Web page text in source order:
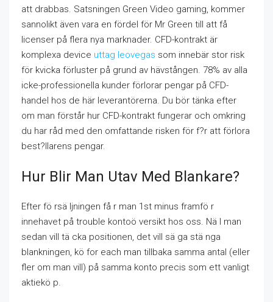
att drabbas. Satsningen Green Video gaming, kommer
sannolikt även vara en fördel för Mr Green till att få
licenser på flera nya marknader. CFD-kontrakt är
komplexa device uttag leovegas som innebär stor risk
för kvicka förluster på grund av hävstången. 78% av alla
icke-professionella kunder förlorar pengar på CFD-
handel hos de här leverantörerna. Du bör tänka efter
om man förstår hur CFD-kontrakt fungerar och omkring
du har råd med den omfattande risken för f?r att förlora
best?llarens pengar.
Hur Blir Man Utav Med Blankare?
Efter fö rsä ljningen få r man 1st minus framfö r
innehavet på trouble kontoö versikt hos oss. Nä l man
sedan vill tä cka positionen, det vill sä ga stä nga
blankningen, kö for each man tillbaka samma antal (eller
fler om man vill) på samma konto precis som ett vanligt
aktiekö p.